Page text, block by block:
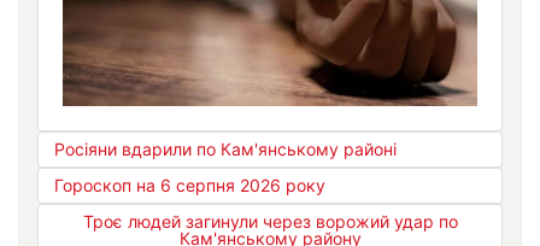
Росіяни вдарили по Кам'янському районі
Гороскоп на 6 серпня 2026 року
Троє людей загинули через ворожий удар по
Кам'янському району